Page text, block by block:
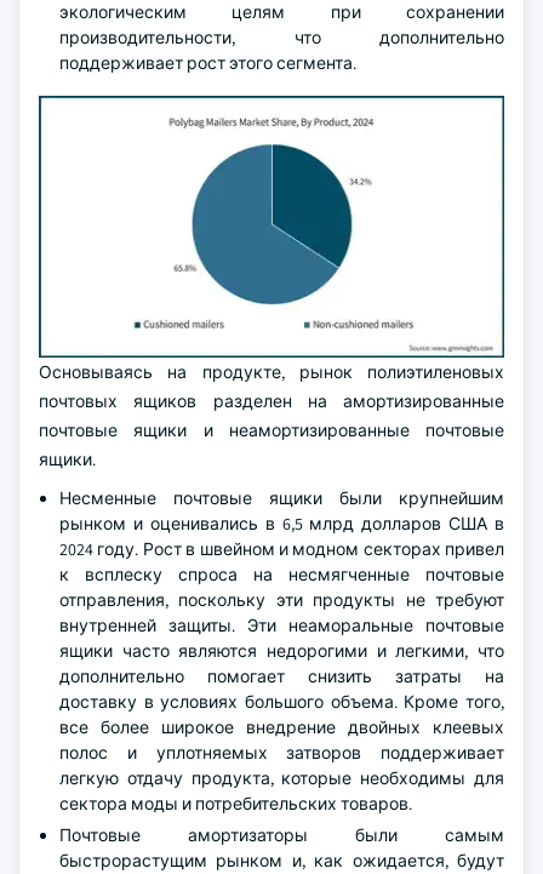
экологическим целям при сохранении
производительности, что дополнительно
поддерживает рост этого сегмента.
Основываясь на продукте, рынок полиэтиленовых
почтовых ящиков разделен на амортизированные
почтовые ящики и неамортизированные почтовые
ящики.
Несменные почтовые ящики были крупнейшим
рынком и оценивались в 6,5 млрд долларов США в
2024 году. Рост в швейном и модном секторах привел
к всплеску спроса на несмягченные почтовые
отправления, поскольку эти продукты не требуют
внутренней защиты. Эти неаморальные почтовые
ящики часто являются недорогими и легкими, что
дополнительно помогает снизить затраты на
доставку в условиях большого объема. Кроме того,
все более широкое внедрение двойных клеевых
полос и уплотняемых затворов поддерживает
легкую отдачу продукта, которые необходимы для
сектора моды и потребительских товаров.
Почтовые амортизаторы были самым
быстрорастущим рынком и, как ожидается, будут